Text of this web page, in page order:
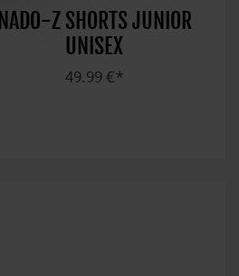
NADO-Z SHORTS JUNIOR
UNISEX
49.99 €*